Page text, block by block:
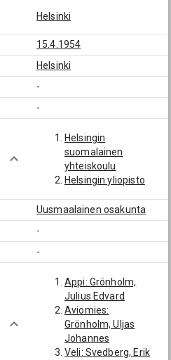
Helsinki
15.4.1954
Helsinki
-
-
Helsingin
suomalainen
yhteiskoulu
Helsingin yliopisto
Uusmaalainen osakunta
-
-
Appi: Grönholm,
Julius Edvard
Aviomies:
Grönholm, Uljas
Johannes
Veli: Svedberg, Erik